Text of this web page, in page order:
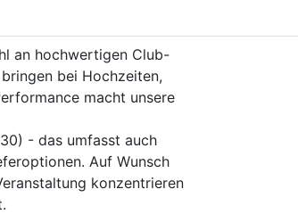
an hochwertigen Club-
bei Hochzeiten,
macht unsere
- das umfasst auch
Auf Wunsch
konzentrieren